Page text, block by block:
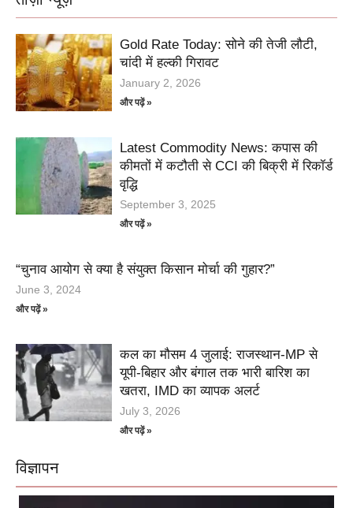
Gold Rate Today: सोने की तेजी लौटी,
चांदी में हल्की गिरावट
January 2, 2026
और पढ़ें »
Latest Commodity News: कपास की
कीमतों में कटौती से CCI की बिक्री में रिकॉर्ड
वृद्धि
September 3, 2025
और पढ़ें »
“चुनाव आयोग से क्या है संयुक्त किसान मोर्चा की गुहार?”
June 3, 2024
और पढ़ें »
कल का मौसम 4 जुलाई: राजस्थान-MP से
यूपी-बिहार और बंगाल तक भारी बारिश का
खतरा, IMD का व्यापक अलर्ट
July 3, 2026
और पढ़ें »
विज्ञापन